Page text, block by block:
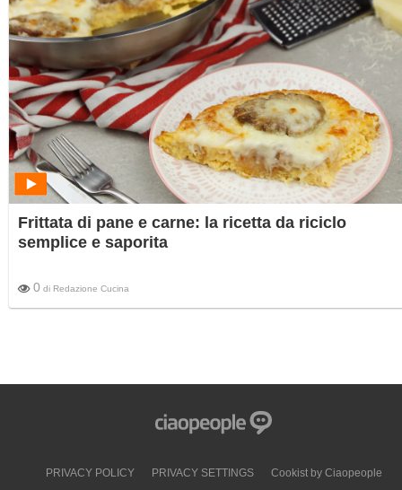
Frittata di pane e carne: la ricetta da riciclo
semplice e saporita
0 di Redazione Cucina
PRIVACY POLICY PRIVACY SETTINGS Cookist by Ciaopeople